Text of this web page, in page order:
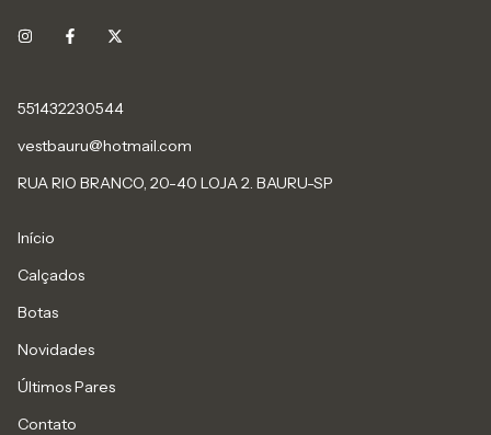
551432230544
vestbauru@hotmail.com
RUA RIO BRANCO, 20-40 LOJA 2. BAURU-SP
Início
Calçados
Botas
Novidades
Últimos Pares
Contato